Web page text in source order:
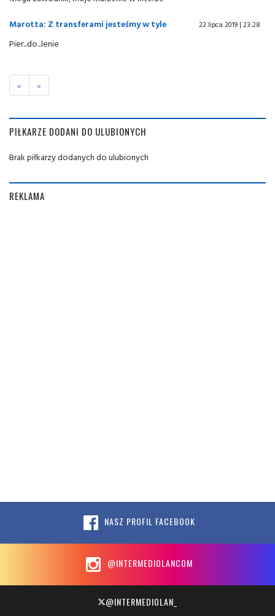
Marotta: Z transferami jesteśmy w tyle
22 lipca 2019 | 23:28
Pier...do...lenie
« »
PIŁKARZE DODANI DO ULUBIONYCH
Brak piłkarzy dodanych do ulubionych
REKLAMA
NASZ PROFIL FACEBOOK
@INTERMEDIOLANCOM
@INTERMEDIOLAN_